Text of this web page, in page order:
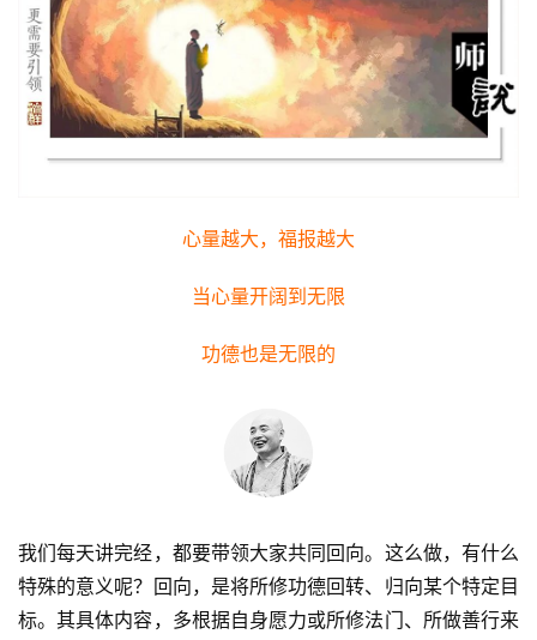
心量越大，福报越大
当心量开阔到无限
功德也是无限的
我们每天讲完经，都要带领大家共同回向。这么做，有什么
特殊的意义呢？回向，是将所修功德回转、归向某个特定目
标。其具体内容，多根据自身愿力或所修法门、所做善行来